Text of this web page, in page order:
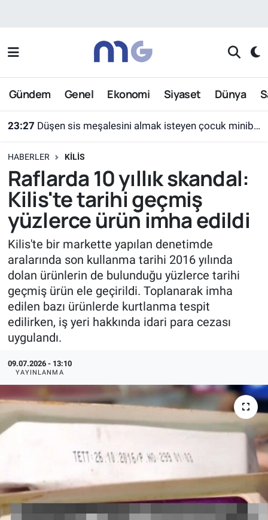
Gündem Genel Ekonomi Siyaset Dünya
23:27 Düşen sis meşalesini almak isteyen çocuk minibüsün altında kaldı
HABERLER KILIS
Raflarda 10 yıllık skandal:
Kilis'te tarihi geçmiş
yüzlerce ürün imha edildi
Kilis'te bir markette yapılan denetimde
aralarında son kullanma tarihi 2016 yılında
dolan ürünlerin de bulunduğu yüzlerce tarihi
geçmiş ürün ele geçirildi. Toplanarak imha
edilen bazı ürünlerde kurtlanma tespit
edilirken, iş yeri hakkında idari para cezası
uygulandı.
09.07.2026 - 13:10
YAYINLANMA
Nöbetçi Eczaneler
Hava Durumu
Süper Lig Puan Durumu ve Fikstür
Tüm Manşetler
Son Dakika Haberleri
Haber Arşivi